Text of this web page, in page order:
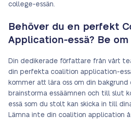
college-essän.
Behöver du en perfekt
Application-essä? Be
Din dedikerade författare från vårt
din perfekta coalition application-
kommer att lära oss om din bakgrund
brainstorma essäämnen och till slut
essä som du stolt kan skicka in till
Lämna inte din coalition application